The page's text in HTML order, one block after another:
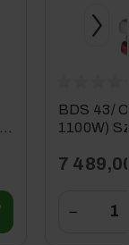
BDS 43/
1100W)
7
−